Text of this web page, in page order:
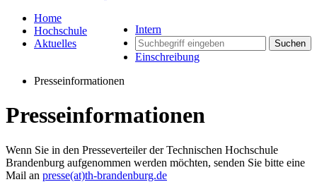
Intern
Suchen
Einschreibung
Home
Hochschule
Aktuelles
Presseinformationen
Presseinformationen
Wenn Sie in den Presseverteiler der Technischen Hochschule
Brandenburg aufgenommen werden möchten, senden Sie bitte eine
Mail an presse(at)th-brandenburg.de